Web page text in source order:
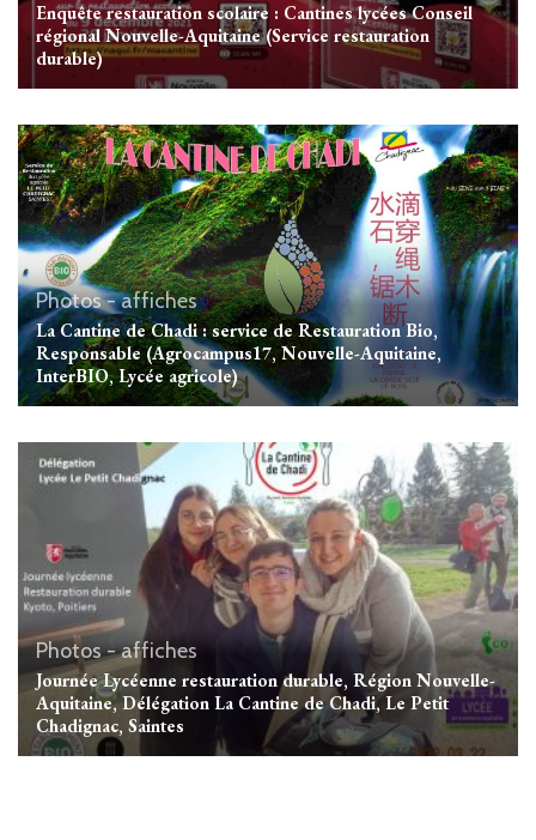
Enquête restauration scolaire : Cantines lycées Conseil
régional Nouvelle-Aquitaine (Service restauration
durable)
Photos - affiches
La Cantine de Chadi : service de Restauration Bio,
Responsable (Agrocampus17, Nouvelle-Aquitaine,
InterBIO, Lycée agricole)
Photos - affiches
Journée Lycéenne restauration durable, Région Nouvelle-
Aquitaine, Délégation La Cantine de Chadi, Le Petit
Chadignac, Saintes